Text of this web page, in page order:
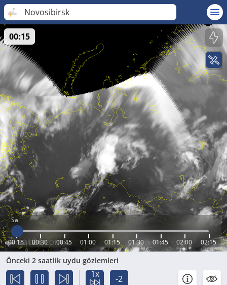
Novosibirsk
Sal
00:15 00:30 00:45 01:00 01:15 01:30 01:45 02:00 02:15
00:15
Önceki 2 saatlik uydu gözlemleri
1x
-2